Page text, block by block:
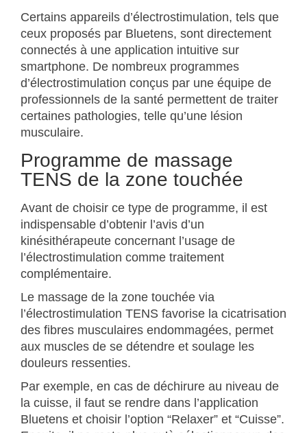
Certains appareils d’électrostimulation, tels que
ceux proposés par Bluetens, sont directement
connectés à une application intuitive sur
smartphone. De nombreux programmes
d’électrostimulation conçus par une équipe de
professionnels de la santé permettent de traiter
certaines pathologies, telle qu’une lésion
musculaire.
Programme de massage
TENS de la zone touchée
Avant de choisir ce type de programme, il est
indispensable d’obtenir l’avis d’un
kinésithérapeute concernant l’usage de
l’électrostimulation comme traitement
complémentaire.
Le massage de la zone touchée via
l’électrostimulation TENS favorise la cicatrisation
des fibres musculaires endommagées, permet
aux muscles de se détendre et soulage les
douleurs ressenties.
Par exemple, en cas de déchirure au niveau de
la cuisse, il faut se rendre dans l’application
Bluetens et choisir l’option “Relaxer” et “Cuisse”.